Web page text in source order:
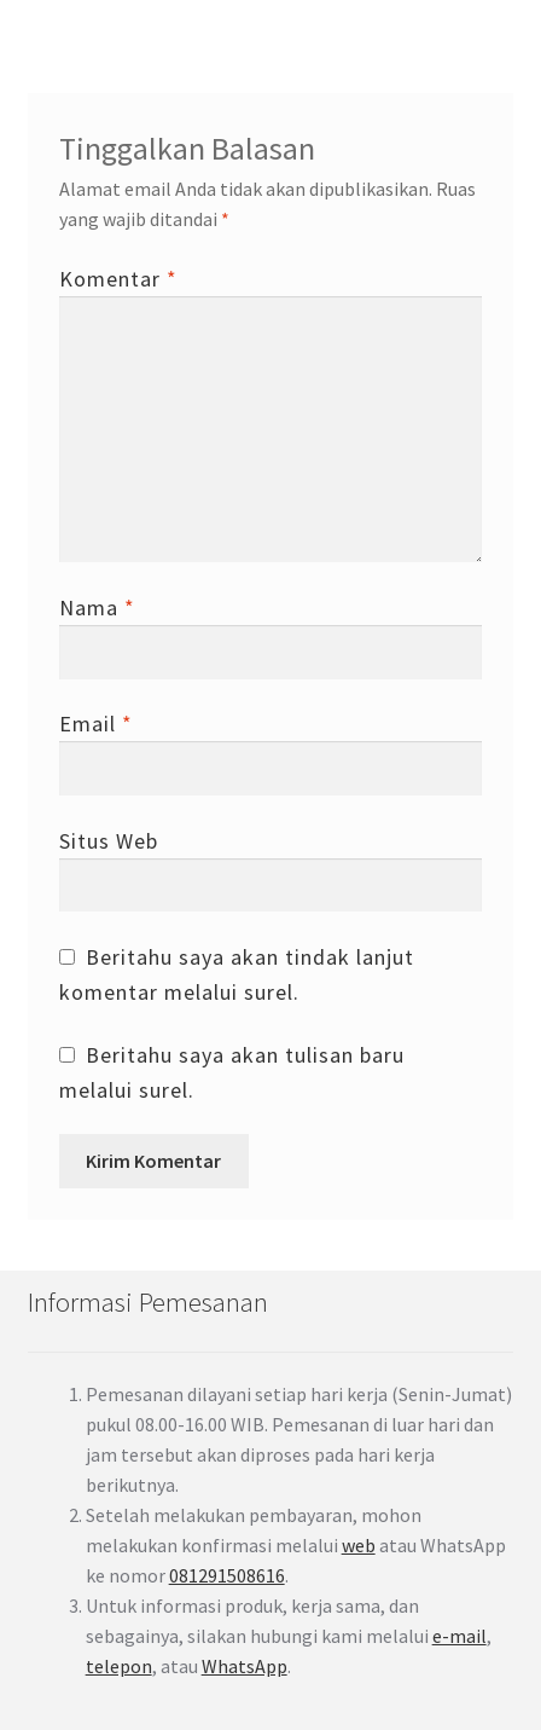
Tinggalkan Balasan
Alamat email Anda tidak akan dipublikasikan. Ruas
yang wajib ditandai *
Komentar *
Nama *
Email *
Situs Web
Beritahu saya akan tindak lanjut
komentar melalui surel.
Beritahu saya akan tulisan baru
melalui surel.
Informasi Pemesanan
Pemesanan dilayani setiap hari kerja (Senin-Jumat)
pukul 08.00-16.00 WIB. Pemesanan di luar hari dan
jam tersebut akan diproses pada hari kerja
berikutnya.
Setelah melakukan pembayaran, mohon
melakukan konfirmasi melalui web atau WhatsApp
ke nomor081291508616.
Untuk informasi produk, kerja sama, dan
sebagainya, silakan hubungi kami melalui e-mail,
telepon, atau WhatsApp.